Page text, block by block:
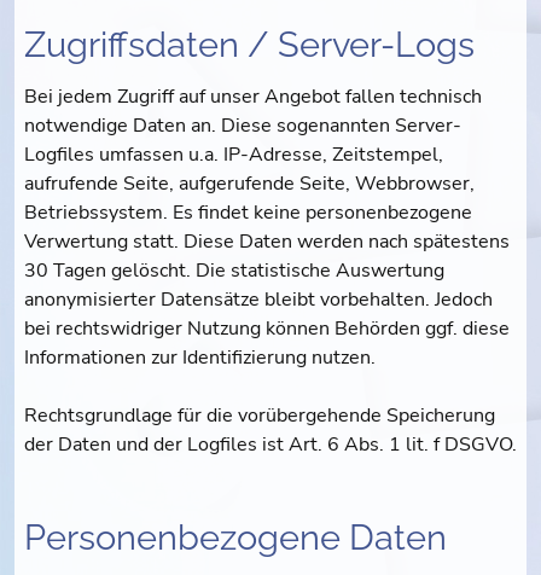
Zugriffsdaten / Server-Logs
Bei jedem Zugriff auf unser Angebot fallen technisch
notwendige Daten an. Diese sogenannten Server-
Logfiles umfassen u.a. IP-Adresse, Zeitstempel,
aufrufende Seite, aufgerufende Seite, Webbrowser,
Betriebssystem. Es findet keine personenbezogene
Verwertung statt. Diese Daten werden nach spätestens
30 Tagen gelöscht. Die statistische Auswertung
anonymisierter Datensätze bleibt vorbehalten. Jedoch
bei rechtswidriger Nutzung können Behörden ggf. diese
Informationen zur Identifizierung nutzen.
Rechtsgrundlage für die vorübergehende Speicherung
der Daten und der Logfiles ist Art. 6 Abs. 1 lit. f DSGVO.
Personenbezogene Daten